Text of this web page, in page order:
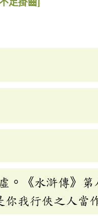
足掛齒]
。《水滸傳》
我行俠之人當